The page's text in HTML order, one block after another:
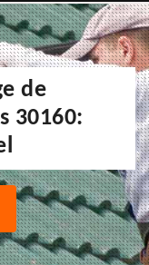
de
30160: